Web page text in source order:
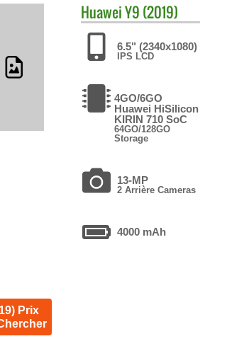
HuaweiY9 (2019)
6.5" (2340x1080)
IPS LCD
4GO/6GO
Huawei HiSilicon
KIRIN 710 SoC
64GO/128GO
Storage
13-MP
2 Arrière Cameras
4000 mAh
Prix